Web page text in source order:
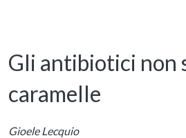
Gli antibiotici non
caramelle
Gioele Lecquio